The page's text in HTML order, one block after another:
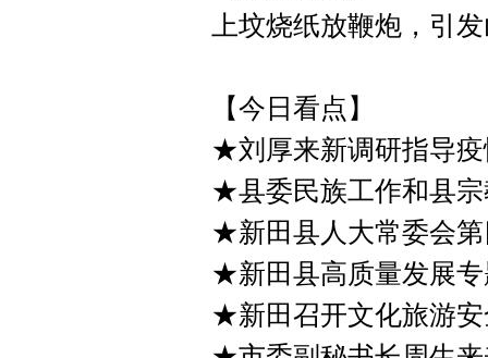
上坟烧纸放鞭炮，引
【今日看点】
★刘厚来新调研指导
★县委民族工作和县
★新田县人大常委会
★新田县高质量发展
★新田召开文化旅游